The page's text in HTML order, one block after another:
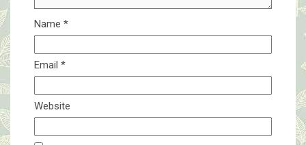
Name *
Email *
Website